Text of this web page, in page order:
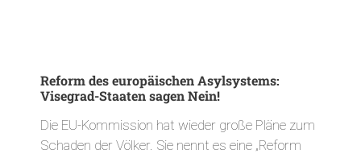
Reform des europäischen Asylsystems:
Visegrad-Staaten sagen Nein!
Die EU-Kommission hat wieder große Pläne zum
Schaden der Völker. Sie nennt es eine „Reform